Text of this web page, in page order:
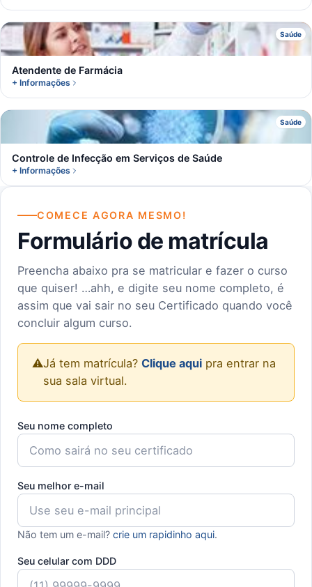
Saúde
A
Atendente de Farmácia
+ Informações
Saúde
C
Controle de Infecção em Serviços de Saúde
+ Informações
COMECE AGORA MESMO!
Formulário de matrícula
Preencha abaixo pra se matricular e fazer o curso
que quiser! …ahh, e digite seu nome completo, é
assim que vai sair no seu Certificado quando você
concluir algum curso.
⚠️Já tem matrícula? Clique aqui pra entrar na
sua sala virtual.
Seu nome completo
Seu melhor e-mail
Não tem um e-mail? crie um rapidinho aqui.
Seu celular com DDD